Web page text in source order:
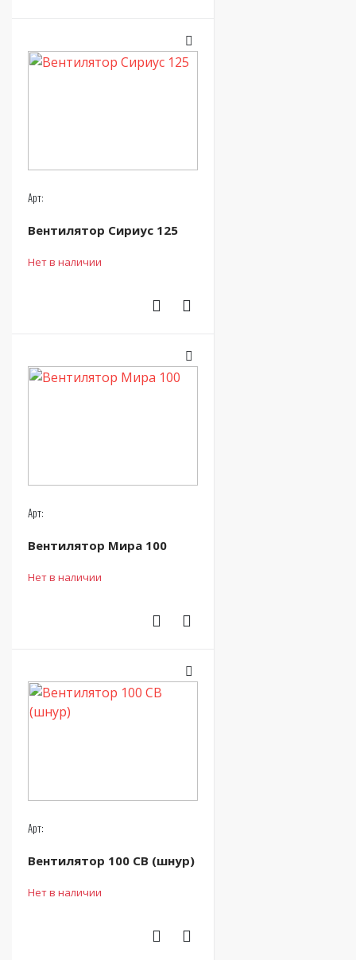
Арт:
Вентилятор Сириус 125
Нет в наличии
Арт:
Вентилятор Мира 100
Нет в наличии
Арт:
Вентилятор 100 СВ (шнур)
Нет в наличии